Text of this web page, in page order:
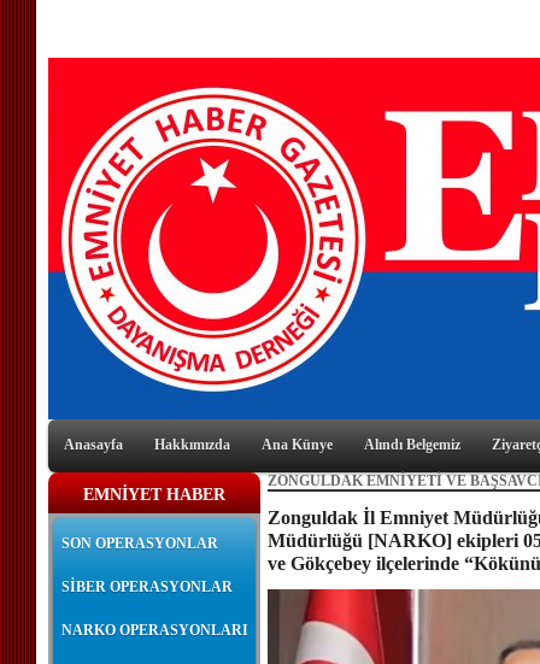
Anasayfa Hakkımızda Ana Künye Alındı Belgemiz
EMNİYET HABER
SON OPERASYONLAR
SİBER OPERASYONLAR
NARKO OPERASYONLARI
ZONGULDAK EMNİYETİ VE
Zonguldak İl Emniyet
Müdürlüğü [NARKO] ekipleri
ve Gökçebey ilçelerinde